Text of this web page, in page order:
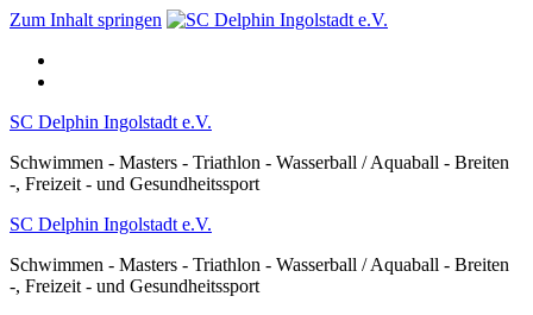
Zum Inhalt springen
SC Delphin Ingolstadt e.V.
Schwimmen - Masters - Triathlon - Wasserball / Aquaball - Breiten
-, Freizeit - und Gesundheitssport
SC Delphin Ingolstadt e.V.
Schwimmen - Masters - Triathlon - Wasserball / Aquaball - Breiten
-, Freizeit - und Gesundheitssport